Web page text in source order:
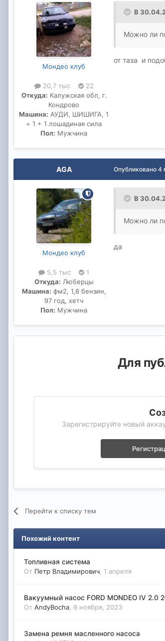
Мондео клуб
20,7 тыс
22
Откуда: Калужская обл, г.
Кондрово
Машина: АУДИ, ШИШИГА, 1
+ 1 + 1 лошадиная сила
Пол: Мужчина
В
Можно ли
от таза и
AGA
Мондео клуб
5,5 тыс
1
Откуда: Люберцы
Машина: фм2, 1,8 бензин,
97 год, хетч
Пол: Мужчина
Опубликовано 4
В
Можно ли
да
Для
Зарегистрируйте новый
Перейти к списку тем
Похожий контент
Топливная система
От Петр Владимирович 1 апреля
Вакуумный насос FORD MONDEO IV 2.0
От AndyBocha 8 ноября, 2023
Замена ремня масленного насоса